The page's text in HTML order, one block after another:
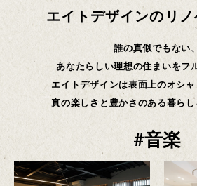
エイトデザインのリ
誰の真似でもない、
あなたらしい理想の住まいをフ
エイトデザインは表面上のオシャ
真の楽しさと豊かさのある暮らし
音楽